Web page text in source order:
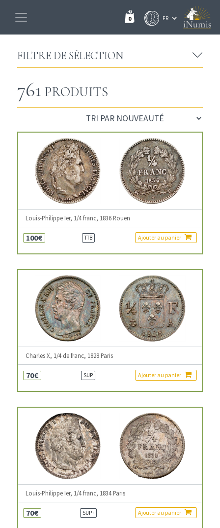
0
FILTRE DE SÉLECTION
761 PRODUITS
Louis-Philippe Ier, 1/4 franc, 1836 Rouen
100€ TTB Ajouter au panier
Charles X, 1/4 de franc, 1828 Paris
70€ SUP Ajouter au panier
Louis-Philippe Ier, 1/4 franc, 1834 Paris
70€ SUP+ Ajouter au panier